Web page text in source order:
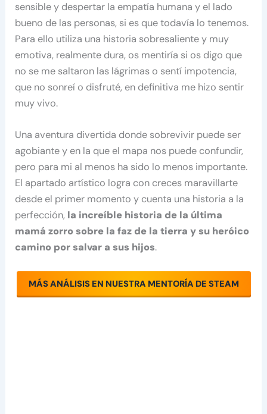
sensible y despertar la empatía humana y el lado
bueno de las personas, si es que todavía lo tenemos.
Para ello utiliza una historia sobresaliente y muy
emotiva, realmente dura, os mentiría si os digo que
no se me saltaron las lágrimas o sentí impotencia,
que no sonreí o disfruté, en definitiva me hizo sentir
muy vivo.
Una aventura divertida donde sobrevivir puede ser
agobiante y en la que el mapa nos puede confundir,
pero para mi al menos ha sido lo menos importante.
El apartado artístico logra con creces maravillarte
desde el primer momento y cuenta una historia a la
perfección, la increíble historia de la última
mamá zorro sobre la faz de la tierra y su heróico
camino por salvar a sus hijos.
MÁS ANÁLISIS EN NUESTRA MENTORÍA DE STEAM